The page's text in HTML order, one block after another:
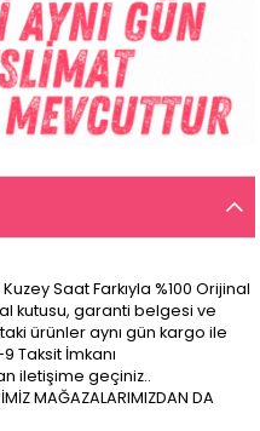
Saat Farkıyla %100 Orijinal
kutusu, garanti belgesi ve
ürünler aynı gün kargo ile
Taksit İmkanı
iletişime geçiniz..
MAĞAZALARIMIZDAN DA